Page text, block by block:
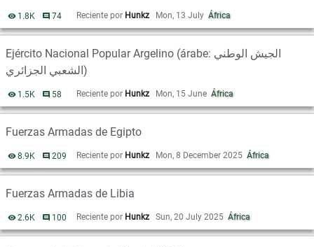
1.8K vistas
74 comentarios
Reciente por Hunkz Mon, 13 July África
Ejército Nacional Popular Argelino (árabe: الجيش الوطني
الشعبي الجزائري)
1.5K vistas
58 comentarios
Reciente por Hunkz Mon, 15 June África
Fuerzas Armadas de Egipto
8.9K vistas209 comentarios
Reciente por Hunkz Mon, 8 December 2025 África
Fuerzas Armadas de Libia
2.6K vistas100 comentarios
Reciente por Hunkz Sun, 20 July 2025 África